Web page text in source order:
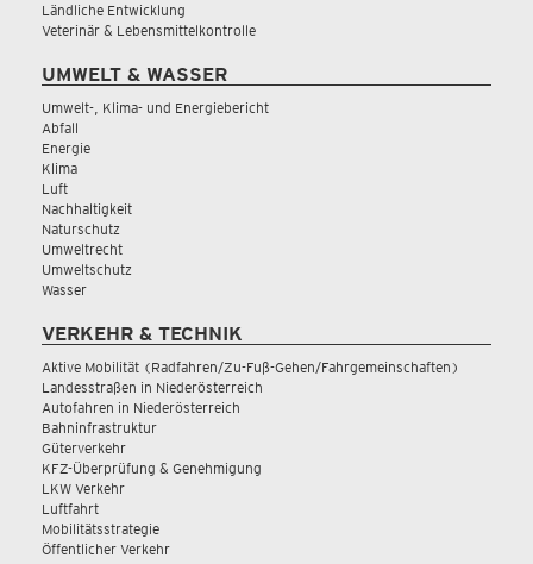
Ländliche Entwicklung
Veterinär & Lebensmittelkontrolle
UMWELT & WASSER
Umwelt-, Klima- und Energiebericht
Abfall
Energie
Klima
Luft
Nachhaltigkeit
Naturschutz
Umweltrecht
Umweltschutz
Wasser
VERKEHR & TECHNIK
Aktive Mobilität (Radfahren/Zu-Fuß-Gehen/Fahrgemeinschaften)
Landesstraßen in Niederösterreich
Autofahren in Niederösterreich
Bahninfrastruktur
Güterverkehr
KFZ-Überprüfung & Genehmigung
LKW Verkehr
Luftfahrt
Mobilitätsstrategie
Öffentlicher Verkehr